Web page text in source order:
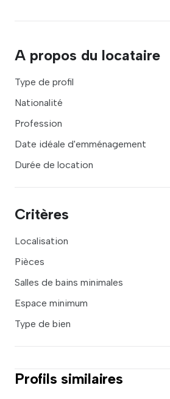
A propos du locataire
Type de profil
Nationalité
Profession
Date idéale d'emménagement
Durée de location
Critères
Localisation
Pièces
Salles de bains minimales
Espace minimum
Type de bien
Profils similaires